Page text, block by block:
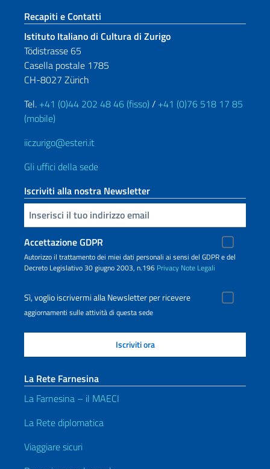
Sezione footer
Recapiti e Contatti
Istituto Italiano di Cultura di Zurigo
Tödistrasse 65
Casella postale 1785
CH-8027 Zürich
Tel. +41 (0)44 202 48 46 (fisso) / +41 (0)76 518 17 85
(mobile)
iiczurigo@esteri.it
Gli uffici della sede
Iscriviti alla nostra Newsletter
Inserisci la tua email
Accettazione GDPR
Autorizzo il trattamento dei miei dati personali ai sensi del GDPR e del
Decreto Legislativo 30 giugno 2003, n.196 Privacy Note Legali
Sì, voglio iscrivermi alla Newsletter per ricevere
aggiornamenti sulle attività di questa sede
La Rete Farnesina
La Farnesina – il MAECI
La Rete diplomatica
Viaggiare sicuri